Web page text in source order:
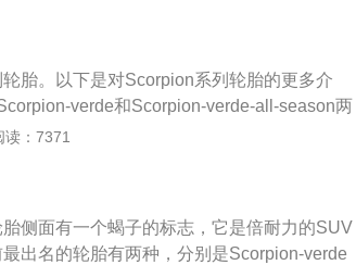
胎面设计，能有效降低其内部的噪音，提高
all-season：Scorpion-verde-all-season同样
了倍耐力最新研发的橡胶原料和硅化物胎
纹配合宽阔的连续纵向沟槽，能更有效地排
，让驾驶更为安全；
胎。以下是对Scorpion系列轮胎的更多介
verde和Scorpion-verde-all-season两
也不同。2、Scorpion-verde是一款适合混合
无论是经济性、环保性、舒适性，还是安全
采用了最优的节距序列和相位胎面设计，能
舒适性。
读：7371
侧面有一个蝎子的标志，它是倍耐力的SUV
出名的轮胎有两种，分别是Scorpion-verde